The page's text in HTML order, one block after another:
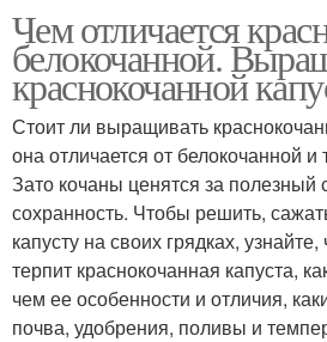
Чем отличается
белокочанной.
краснокочанной
Стоит ли выращивать
она отличается от белокочанной и
Зато кочаны ценятся за полезный
сохранность. Чтобы решить,
капусту на своих грядках,
терпит краснокочанная капуста,
чем ее особенности и отличия,
почва, удобрения, поливы и